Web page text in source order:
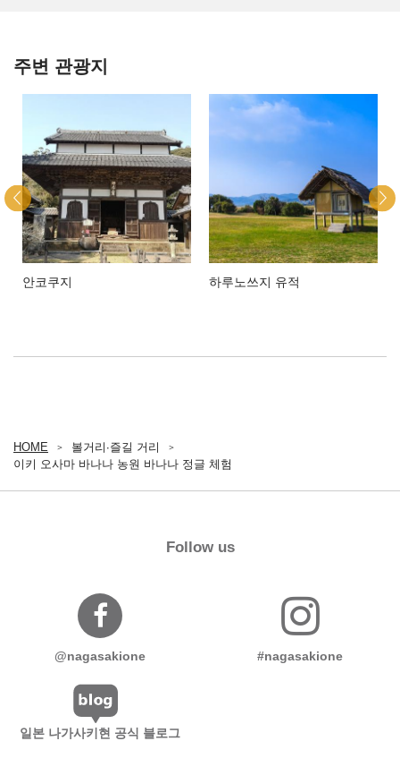
주변 관광지
안코쿠지 하루노쓰지 유적
HOME
볼거리∙즐길 거리
이키 오사마 바나나 농원 바나나 정글 체험
Follow us
@nagasakione #nagasakione
일본 나가사키현 공식 블로그